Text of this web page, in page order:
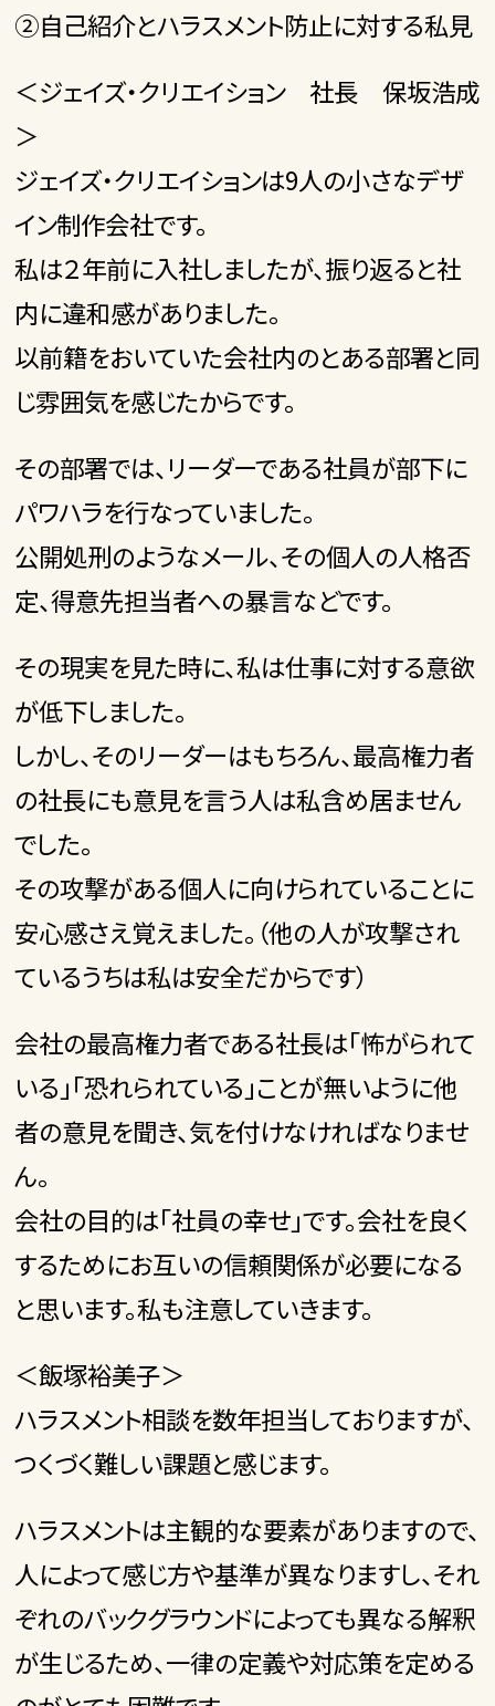
②自己紹介とハラスメント防止に対する私見
＜ジェイズ・クリエイション 社長 保坂浩成
＞
ジェイズ・クリエイションは9人の小さなデザ
イン制作会社です。
私は２年前に入社しましたが、振り返ると社
内に違和感がありました。
以前籍をおいていた会社内のとある部署と同
じ雰囲気を感じたからです。
その部署では、リーダーである社員が部下に
パワハラを行なっていました。
公開処刑のようなメール、その個人の人格否
定、得意先担当者への暴言などです。
その現実を見た時に、私は仕事に対する意欲
が低下しました。
しかし、そのリーダーはもちろん、最高権力者
の社長にも意見を言う人は私含め居ません
でした。
その攻撃がある個人に向けられていることに
安心感さえ覚えました。（他の人が攻撃され
ているうちは私は安全だからです）
会社の最高権力者である社長は「怖がられて
いる」「恐れられている」ことが無いように他
者の意見を聞き、気を付けなければなりませ
ん。
会社の目的は「社員の幸せ」です。会社を良く
するためにお互いの信頼関係が必要になる
と思います。私も注意していきます。
＜飯塚裕美子＞
ハラスメント相談を数年担当しておりますが、
つくづく難しい課題と感じます。
ハラスメントは主観的な要素がありますので、
人によって感じ方や基準が異なりますし、それ
ぞれのバックグラウンドによっても異なる解釈
が生じるため、一律の定義や対応策を定める